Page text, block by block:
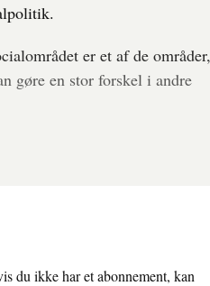
er et af de områder,
gøre en stor forskel i andre
du ikke har et abonnement, kan